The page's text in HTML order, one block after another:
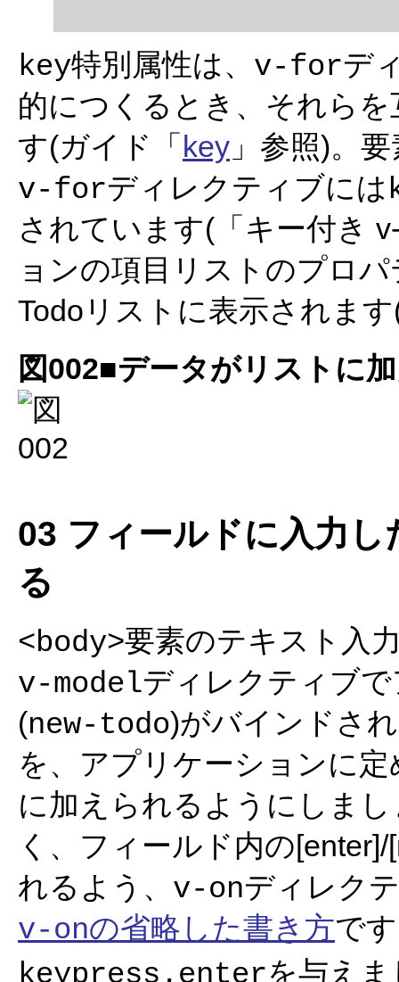
key特別属性は、 v-forデ
的につくるとき、それら
す(ガイド「 key 」参照)。
v-forディレクティブには
されています(「キー付き
ョンの項目リストのプロパ
Todoリストに表示されま
図002■データがリストに
03 フィールドに入力
る
<body>要素のテキスト入
v-modelディレクティブ
(new-todo)がバインドさ
を、アプリケーションに
に加えられるようにしま
く、フィールド内の
れるよう、 v-onディレク
v-onの省略した書き方で
keypress.enterを与え